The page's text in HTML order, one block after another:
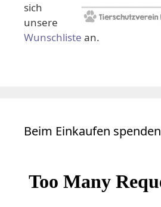
sich
unsere
Wunschliste an.
Beim Einkaufen spenden